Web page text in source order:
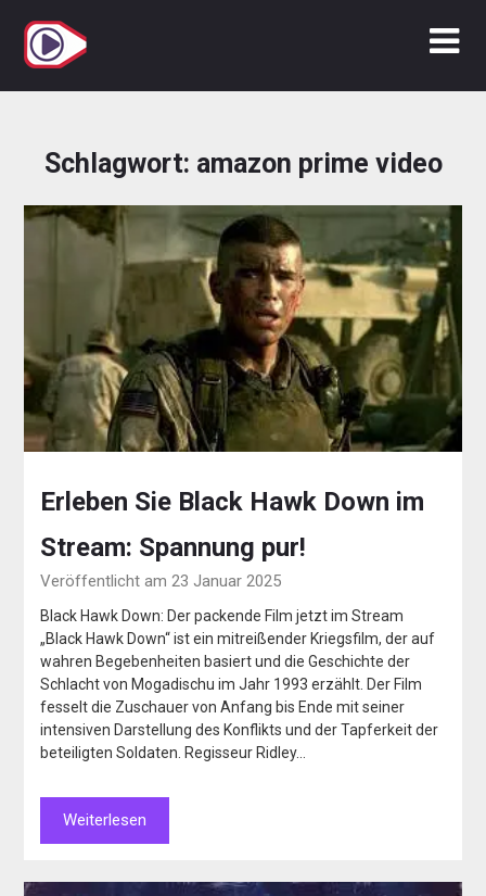
Inhalt
springen
Schlagwort: amazon prime video
Erleben Sie Black Hawk Down im
Stream: Spannung pur!
Veröffentlicht am 23 Januar 2025
Black Hawk Down: Der packende Film jetzt im Stream
„Black Hawk Down“ ist ein mitreißender Kriegsfilm, der auf
wahren Begebenheiten basiert und die Geschichte der
Schlacht von Mogadischu im Jahr 1993 erzählt. Der Film
fesselt die Zuschauer von Anfang bis Ende mit seiner
intensiven Darstellung des Konflikts und der Tapferkeit der
beteiligten Soldaten. Regisseur Ridley…
Weiterlesen